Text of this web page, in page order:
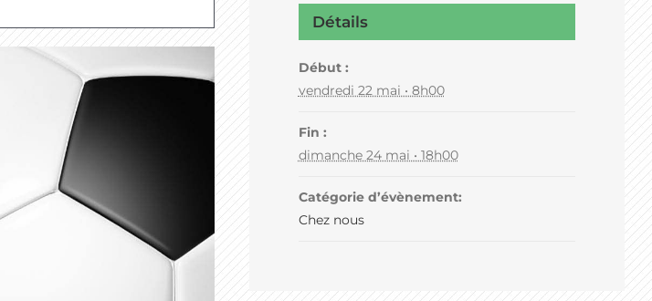
Détails
Début :
vendredi 22 mai • 8h00
Fin :
dimanche 24 mai • 18h00
Catégorie d’évènement:
Chez nous